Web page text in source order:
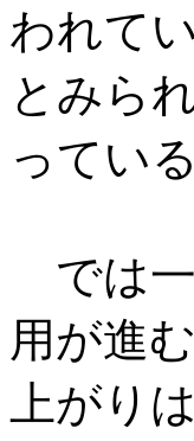
われて
とみら
ってい
では一
用が進
上がり